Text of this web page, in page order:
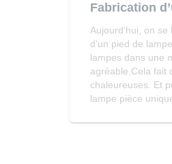
Fabrication
Aujourd’hui, on
d’un pied de
lampes dans une
agréable.Cela fait
chaleureuses. Et
lampe pièce